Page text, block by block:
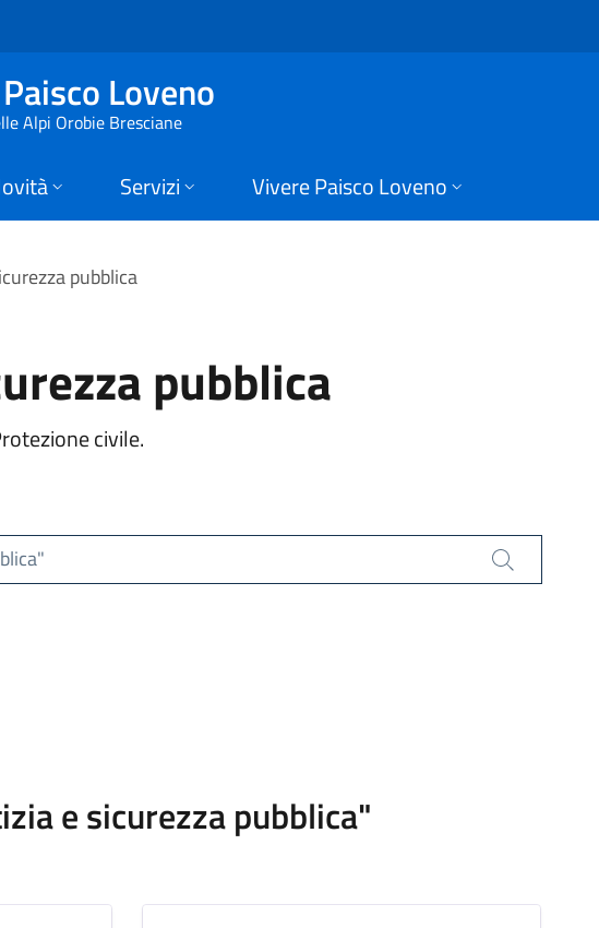
Paisco Loveno
Loveno
Alpi Orobie Bresciane
Servizi Vivere Paisco Loveno
pubblica
pubblica
civile.
Cerca
e sicurezza pubblica"